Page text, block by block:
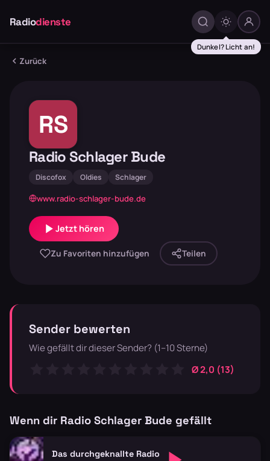
Radiodienste
Dunkel? Licht an!
Zurück
RS
Radio Schlager Bude
Discofox Oldies Schlager
www.radio-schlager-bude.de
Jetzt hören
Zu Favoriten hinzufügen Teilen
Sender bewerten
Wie gefällt dir dieser Sender? (1–10 Sterne)
Ø 2,0 (13)
Wenn dir Radio Schlager Bude gefällt
Das durchgeknallte Radio